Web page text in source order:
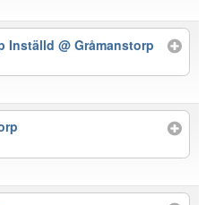
Inställd@ Gråmanstorp